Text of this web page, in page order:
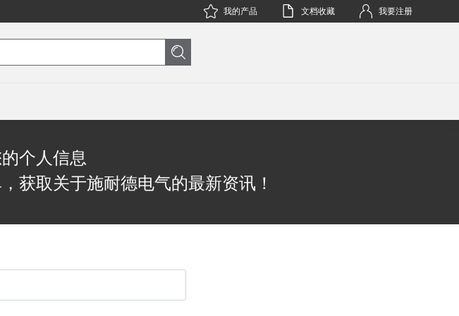
我的产品 文档收藏 我要注册
个人信息
获取关于施耐德电气的最新资讯！